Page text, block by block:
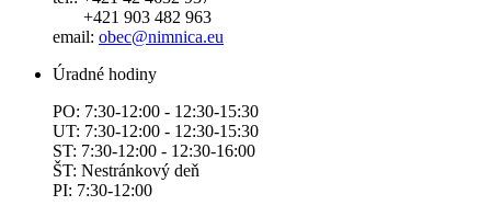
+421 903 482 963
email: obec@nimnica.eu
Úradné hodiny
PO: 7:30-12:00 - 12:30-15:30
UT: 7:30-12:00 - 12:30-15:30
ST: 7:30-12:00 - 12:30-16:00
ŠT: Nestránkový deň
PI: 7:30-12:00